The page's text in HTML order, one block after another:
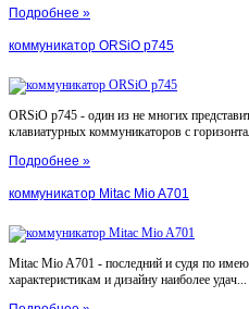
Подробнее »
коммуникатор ORSiO p745
ORSiO p745 - один из не многих
клавиатурных коммуникаторов с
Подробнее »
коммуникатор Mitac Mio A701
Mitac Mio A701 - последний и судя по
характеристикам и дизайну наиболее удач...